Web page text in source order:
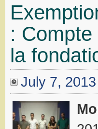
:
la
July 7, 2013